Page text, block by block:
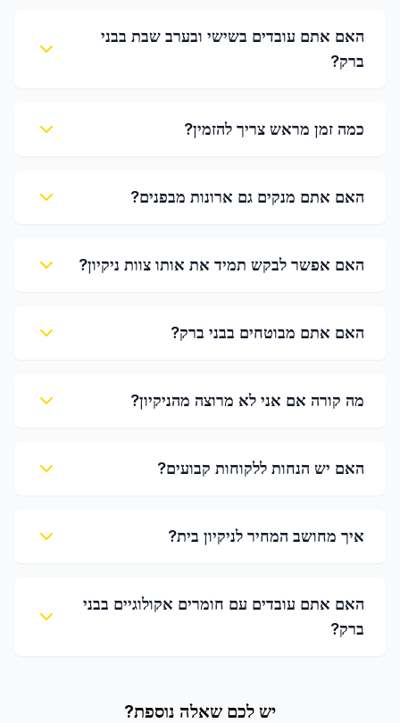
האם אתם עובדים בשישי ובערב שבת בבני
ברק?
כמה זמן מראש צריך להזמין?
האם אתם מנקים גם ארונות מבפנים?
האם אפשר לבקש תמיד את אותו צוות ניקיון?
האם אתם מבוטחים בבני ברק?
מה קורה אם אני לא מרוצה מהניקיון?
האם יש הנחות ללקוחות קבועים?
איך מחושב המחיר לניקיון בית?
האם אתם עובדים עם חומרים אקולוגיים בבני
ברק?
יש לכם שאלה נוספת?